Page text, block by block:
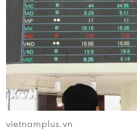
chính quyền.
vietnamplus.vn